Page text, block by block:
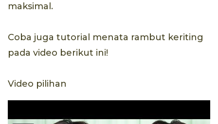
maksimal.
Coba juga tutorial menata rambut keriting
pada video berikut ini!
Video pilihan